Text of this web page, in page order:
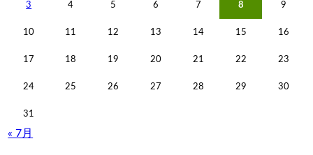
3 4 5 6 7 8 9
10 11 12 13 14 15 16
17 18 19 20 21 22 23
24 25 26 27 28 29 30
31
« 7月